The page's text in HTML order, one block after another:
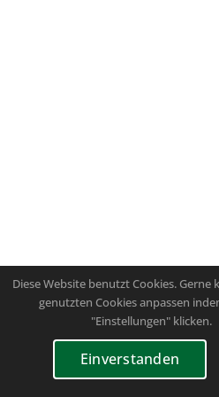
Diese Website benutzt Cookies. Gerne
genutzten Cookies anpassen
"Einstellungen" klicken.
Einverstanden